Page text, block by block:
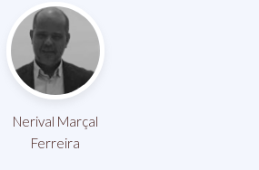
Nerival Marçal
Ferreira